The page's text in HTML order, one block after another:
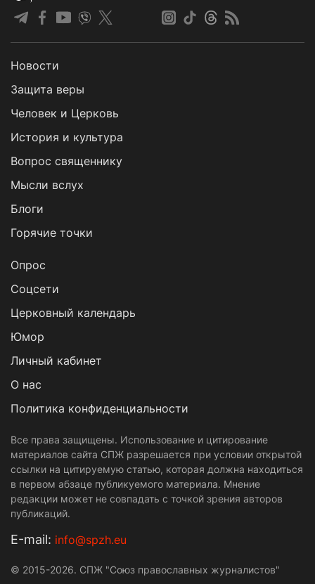
Новости
Защита веры
Человек и Церковь
История и культура
Вопрос священнику
Мысли вслух
Блоги
Горячие точки
Опрос
Cоцсети
Церковный календарь
Юмор
Личный кабинет
О нас
Политика конфиденциальности
Все права защищены. Использование и цитирование
материалов сайта СПЖ разрешается при условии открытой
ссылки на цитируемую статью, которая должна находиться
в первом абзаце публикуемого материала. Мнение
редакции может не совпадать с точкой зрения авторов
публикаций.
Е-mail: info@spzh.eu
© 2015-2026. СПЖ "Союз православных журналистов"